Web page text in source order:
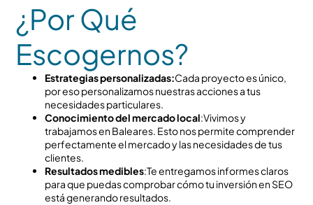
¿Por Qué
Escogernos?
Estrategias personalizadas:Cada proyecto es único,
por eso personalizamos nuestras acciones a tus
necesidades particulares.
Conocimiento del mercado local:Vivimos y
trabajamos en Baleares. Esto nos permite comprender
perfectamente el mercado y las necesidades de tus
clientes.
Resultados medibles:Te entregamos informes claros
para que puedas comprobar cómo tu inversión en SEO
está generando resultados.